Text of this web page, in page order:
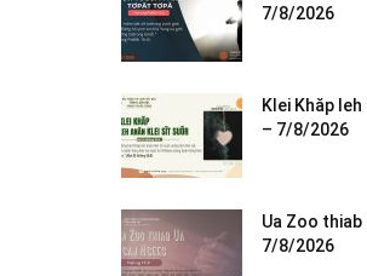
7/8/2026
Klei Khăp
– 7/8/2026
Ua Zoo thiab
7/8/2026